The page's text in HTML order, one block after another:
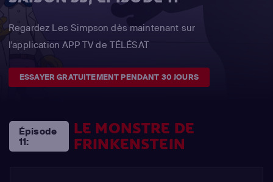
Regardez Les Simpson dès maintenant sur
l'application APP TV de TÉLÉSAT
ESSAYER GRATUITEMENT PENDANT 30 JOURS
Épisode
11:
LE MONSTRE DE
FRINKENSTEIN